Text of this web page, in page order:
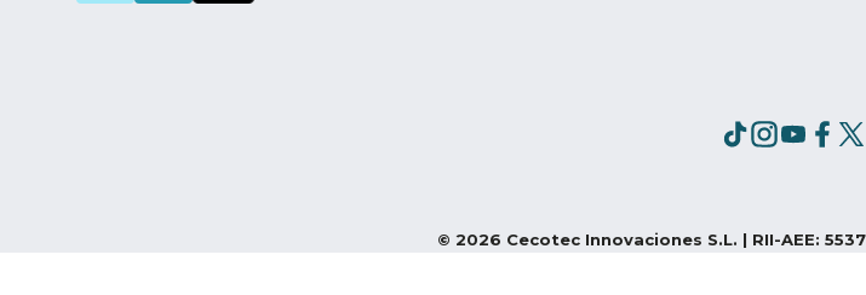
© 2026 Cecotec Innovaciones S.L. | RII-AEE: 5537